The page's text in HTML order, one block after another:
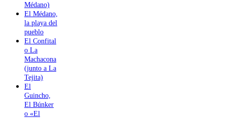
Médano)
El Médano,
la playa del
pueblo
El Confital
o La
Machacona
(junto a La
Tejita)
El
Guincho,
El Búnker
o «El